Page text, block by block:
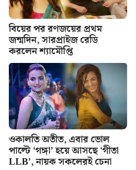
বিয়ের পর রণজয়ের প্রথম
জন্মদিন, সারপ্রাইজ রেডি
করলেন শ্যামৌপ্তি
ওকালতি অতীত, এবার ভোল
পাল্টে ‘গঙ্গা’ হয়ে আসছে ‘গীতা
LLB’, নায়ক সকলেরই চেনা